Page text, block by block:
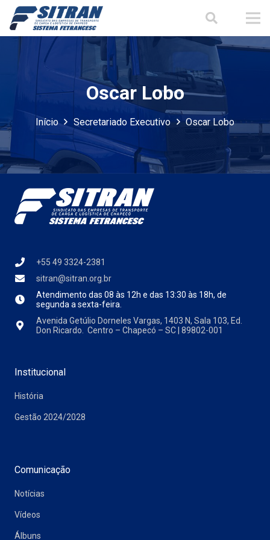
Oscar Lobo
Início Secretariado Executivo Oscar Lobo
+55 49 3324-2381
sitran@sitran.org.br
Atendimento das 08 às 12h e das 13:30 às 18h, de
segunda a sexta-feira.
Avenida Getúlio Dorneles Vargas, 1403 N, Sala 103, Ed.
Don Ricardo. Centro – Chapecó – SC | 89802-001
Institucional
História
Gestão 2024/2028
Comunicação
Notícias
Vídeos
Álbuns